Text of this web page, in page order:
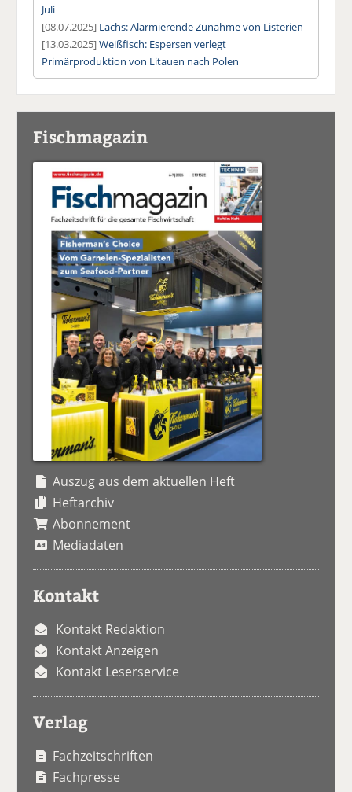
Juli
[08.07.2025] Lachs: Alarmierende Zunahme von Listerien
[13.03.2025]Weißfisch: Espersen verlegt
Primärproduktion von Litauen nach Polen
Fischmagazin
Auszug aus dem aktuellen Heft
Heftarchiv
Abonnement
Mediadaten
Kontakt
Kontakt Redaktion
Kontakt Anzeigen
Kontakt Leserservice
Verlag
Fachzeitschriften
Fachpresse